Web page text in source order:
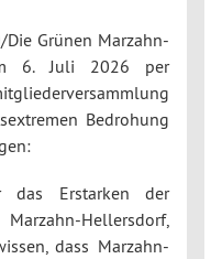
Grünen Marzahn-
6. Juli 2026 per
Bedrohung
das Erstarken der
Hellersdorf,
dass Marzahn-